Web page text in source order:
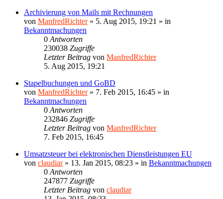
Archivierung von Mails mit Rechnungen
von ManfredRichter» 5. Aug 2015, 19:21 » in
Bekanntmachungen
0 Antworten
230038 Zugriffe
Letzter Beitrag von ManfredRichter
5. Aug 2015, 19:21
Stapelbuchungen und GoBD
von ManfredRichter» 7. Feb 2015, 16:45 » in
Bekanntmachungen
0 Antworten
232846 Zugriffe
Letzter Beitrag von ManfredRichter
7. Feb 2015, 16:45
Umsatzsteuer bei elektronischen Dienstleistungen EU
von claudiar» 13. Jan 2015, 08:23 » in Bekanntmachungen
0 Antworten
247877 Zugriffe
Letzter Beitrag von claudiar